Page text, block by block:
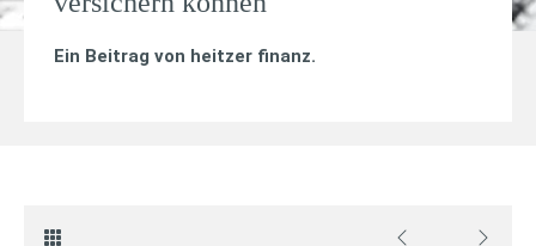
Ein Beitrag von heitzer finanz.